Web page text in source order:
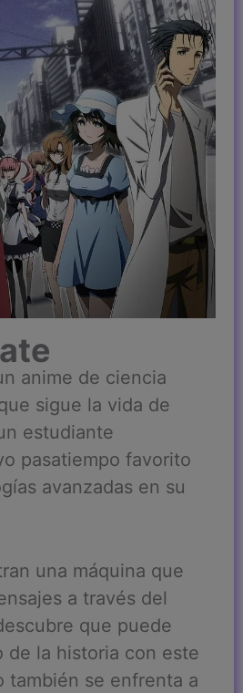
anime de ciencia
sigue la vida de
estudiante
pasatiempo favorito
avanzadas en su
una máquina que
a través del
que puede
de la historia con este
también se enfrenta a